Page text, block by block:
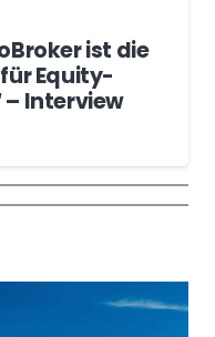
ist die
Equity-
Interview